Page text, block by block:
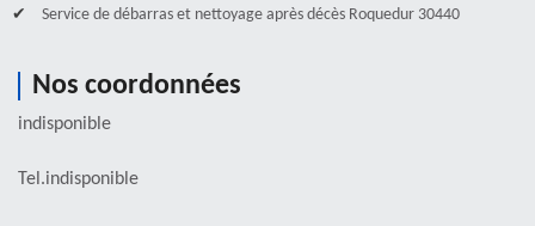
Service de débarras et nettoyage après décès Roquedur 30440
Nos coordonnées
indisponible
Tel.indisponible